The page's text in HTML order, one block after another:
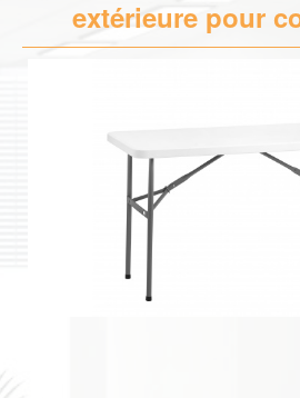
extérieure pour